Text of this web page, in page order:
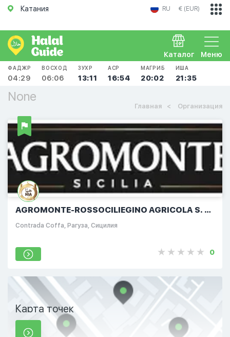
Катания RU € (EUR)
Меню
Каталог
ФАДЖР
04:29
ВОСХОД
06:06
ЗУХР
13:11
АСР
16:54
МАГРИБ
20:02
ИША
21:35
None
Главная Организация
AGROMONTE-ROSSOCILIEGINO AGRICOLA S. R.
L.
Contrada Coffa, Рагуза, Сицилия
0
Карта точек